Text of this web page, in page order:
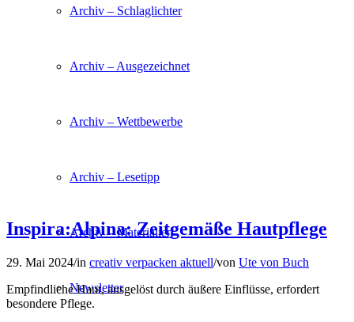
Archiv – Schlaglichter
Archiv – Ausgezeichnet
Archiv – Wettbewerbe
Archiv – Lesetipp
Archiv – Materialien
Newsletter
Inspira:Alpina: Zeitgemäße Hautpflege
29. Mai 2024/in creativ verpacken aktuell/von Ute von Buch
Empfindliche Haut, ausgelöst durch äußere Einflüsse, erfordert
besondere Pflege.